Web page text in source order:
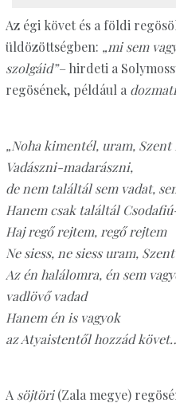
Az égi követ és a földi
üldözöttségben: „mi sem
szolgáid”–hirdeti a
regösének, például a
„Noha kimentél, uram,
Vadászni-madarászni,
de nem találtál sem vadat,
Hanem csak találtál
Haj regő rejtem, regő rejtem
Ne siess, ne siess uram,
Az én halálomra, én sem
vadlövő vadad
Hanem én is vagyok
az Atyaistentől hozzád
A söjtöri(Zala megye)